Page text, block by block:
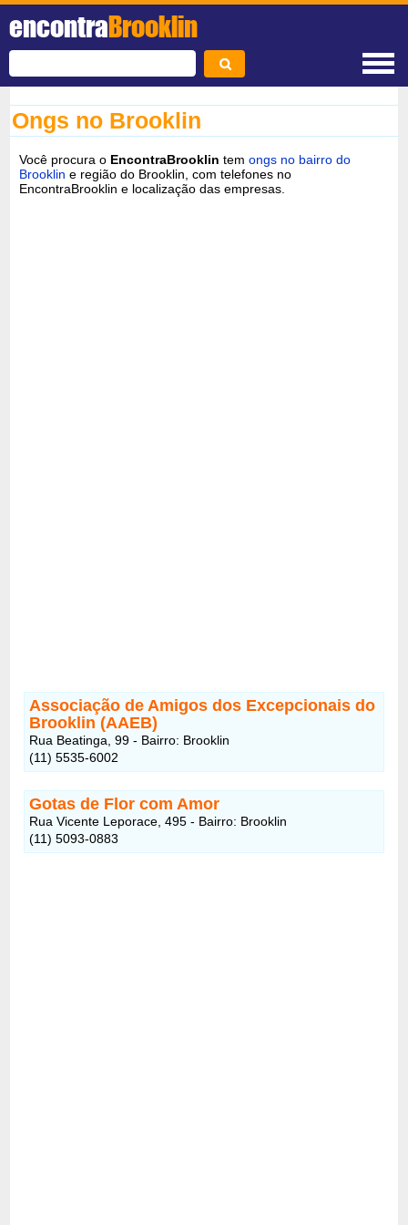
encontraBrooklin
Ongs no Brooklin
Você procura o EncontraBrooklin temongs no bairro do
Brooklin e região do Brooklin, com telefones no
EncontraBrooklin e localização das empresas.
Associação de Amigos dos Excepcionais do
Brooklin (AAEB)
Rua Beatinga, 99 - Bairro: Brooklin
(11) 5535-6002
Gotas de Flor com Amor
Rua Vicente Leporace, 495 - Bairro: Brooklin
(11) 5093-0883